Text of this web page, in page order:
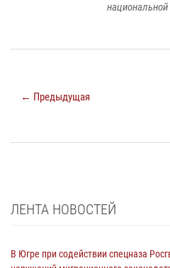
← Предыдущая
ЛЕНТА НОВОСТЕЙ
В Югре при содействии спецназа